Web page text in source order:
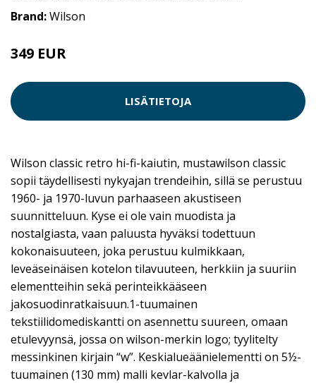
Brand:Wilson
349 EUR
LISÄTIETOJA
Wilson classic retro hi-fi-kaiutin, mustawilson classic
sopii täydellisesti nykyajan trendeihin, sillä se perustuu
1960- ja 1970-luvun parhaaseen akustiseen
suunnitteluun. Kyse ei ole vain muodista ja
nostalgiasta, vaan paluusta hyväksi todettuun
kokonaisuuteen, joka perustuu kulmikkaan,
leveäseinäisen kotelon tilavuuteen, herkkiin ja suuriin
elementteihin sekä perinteikkääseen
jakosuodinratkaisuun.1-tuumainen
tekstiilidomediskantti on asennettu suureen, omaan
etulevyynsä, jossa on wilson-merkin logo; tyylitelty
messinkinen kirjain “w”. Keskialueäänielementti on 5½-
tuumainen (130 mm) malli kevlar-kalvolla ja